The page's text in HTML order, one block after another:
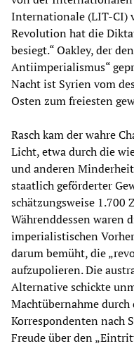
Internationale (LIT-CI)
Revolution hat die
besiegt.“ Oakley, der
Antiimperialismus“
Nacht ist Syrien vom
Osten zum freiesten
Rasch kam der wahre
Licht, etwa durch die
und anderen
staatlich geförderter
schätzungsweise
Währenddessen waren
imperialistischen
darum bemüht, die
aufzupolieren. Die
Alternative schickte
Machtübernahme
Korrespondenten nach
Freude über den